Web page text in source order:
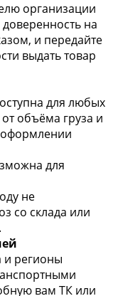
организации
на
и передайте
выдать товар
для любых
объёма груза и
оформлении
для
не
со склада или
и регионы
вам ТК или